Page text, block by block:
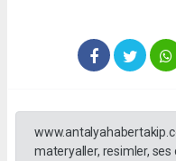
materyaller, resimler, ses